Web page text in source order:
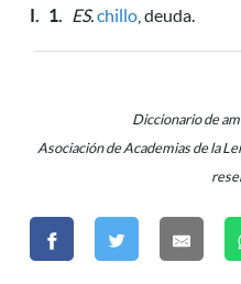
I. 1. ES.chillo , deuda.
Diccionario de
Asociación de Academias de la